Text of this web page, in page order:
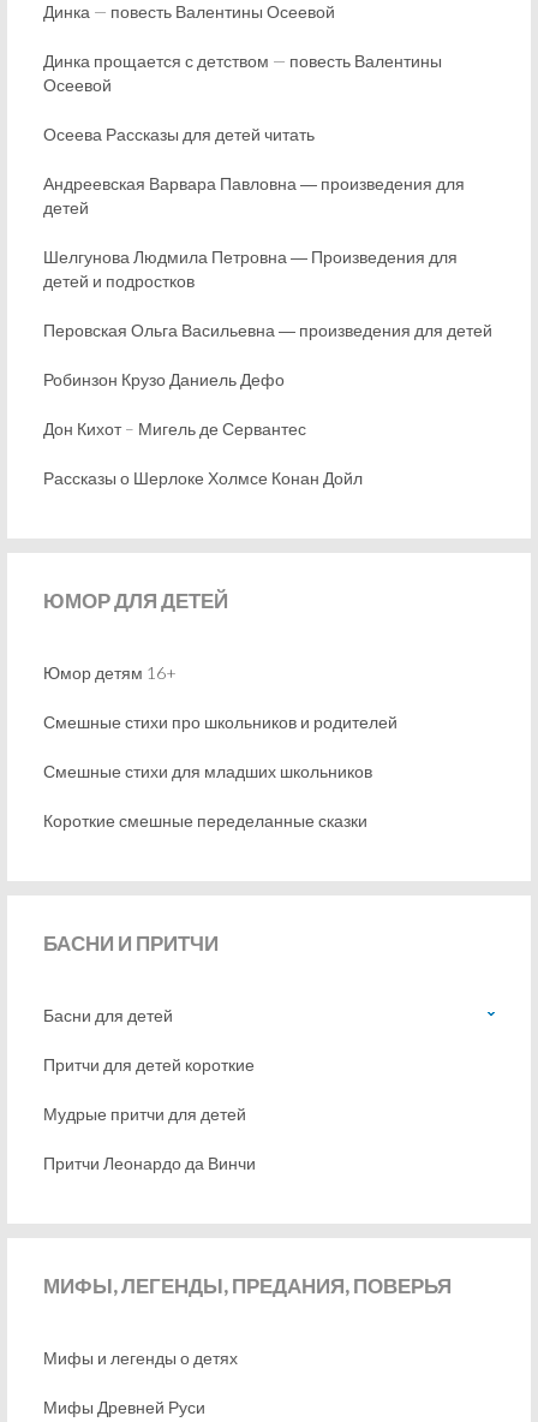
Динка — повесть Валентины Осеевой
Динка прощается с детством — повесть Валентины
Осеевой
Осеева Рассказы для детей читать
Андреевская Варвара Павловна ― произведения для
детей
Шелгунова Людмила Петровна ― Произведения для
детей и подростков
Перовская Ольга Васильевна ― произведения для детей
Робинзон Крузо Даниель Дефо
Дон Кихот – Мигель де Сервантес
Рассказы о Шерлоке Холмсе Конан Дойл
ЮМОРДЛЯ ДЕТЕЙ
Юмор детям 16+
Смешные стихи про школьников и родителей
Смешные стихи для младших школьников
Короткие смешные переделанные сказки
БАСНИ И ПРИТЧИ
Басни для детей
Притчи для детей короткие
Мудрые притчи для детей
Притчи Леонардо да Винчи
МИФЫ,ЛЕГЕНДЫ, ПРЕДАНИЯ, ПОВЕРЬЯ
Мифы и легенды о детях
Мифы Древней Руси